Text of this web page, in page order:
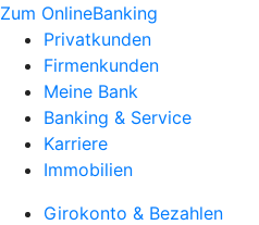
Zum OnlineBanking
Privatkunden
Firmenkunden
Meine Bank
Banking & Service
Karriere
Immobilien
Girokonto & Bezahlen